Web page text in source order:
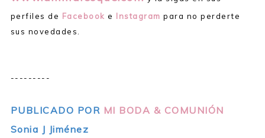
perfiles de Facebook e Instagram para no perderte
sus novedades.
---------
PUBLICADO POR MI BODA & COMUNIÓN
Sonia J Jiménez